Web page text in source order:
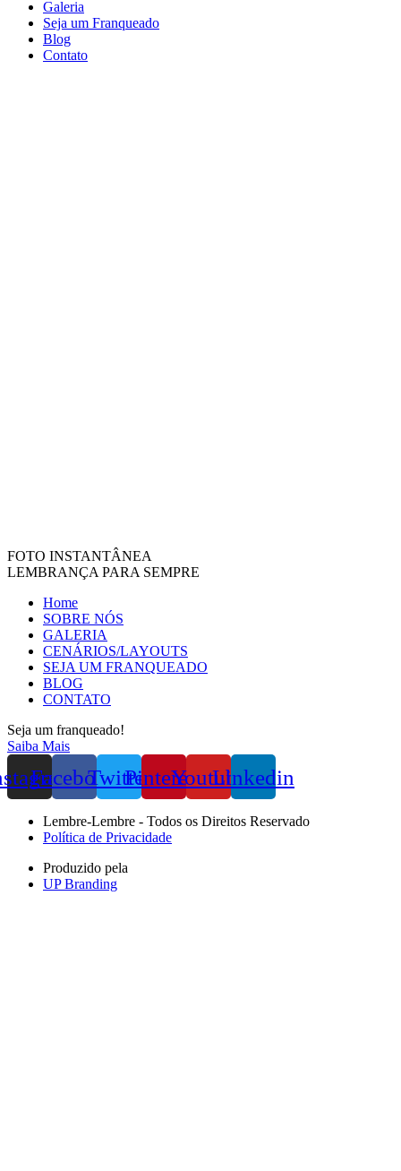
Galeria
Seja um Franqueado
Blog
Contato
FOTO INSTANTÂNEA
LEMBRANÇA PARA SEMPRE
Home
SOBRE NÓS
GALERIA
CENÁRIOS/LAYOUTS
SEJA UM FRANQUEADO
BLOG
CONTATO
Seja um franqueado!
Saiba Mais
FacebookTwitterPinterestYoutubeLinkedin
Lembre-Lembre - Todos os Direitos Reservado
Política de Privacidade
Produzido pela
UP Branding